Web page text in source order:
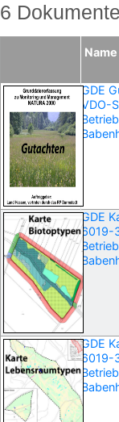
6
Name
GDE
VDO-
GDE
6019-
GDE
6019-